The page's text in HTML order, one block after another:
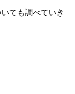
ても調べていき